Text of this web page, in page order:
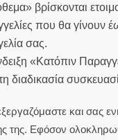
βρίσκονται
που θα γίνουν
σας.
«Κατόπιν
διαδικασία
και σας
της. Εφόσον